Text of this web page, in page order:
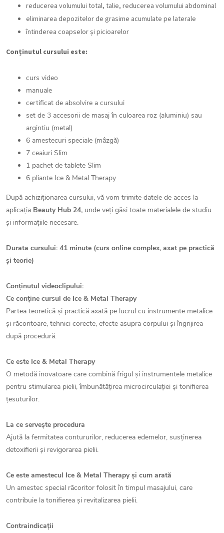
reducerea volumului total, talie, reducerea volumului abdominal
eliminarea depozitelor de grasime acumulate pe laterale
întinderea coapselor și picioarelor
Conținutul cursului este:
curs video
manuale
certificat de absolvire a cursului
set de 3 accesorii de masaj în culoarea roz (aluminiu) sau
argintiu (metal)
6 amestecuri speciale (mâzgă)
7 ceaiuri Slim
1 pachet de tablete Slim
6 pliante Ice & Metal Therapy
După achiziționarea cursului, vă vom trimite datele de acces la
aplicația Beauty Hub 24, unde veți găsi toate materialele de studiu
și informațiile necesare.
Durata cursului: 41 minute (curs online complex, axat pe practică
și teorie)
Conținutul videoclipului:
Ce conține cursul de Ice & Metal Therapy
Partea teoretică și practică axată pe lucrul cu instrumente metalice
și răcoritoare, tehnici corecte, efecte asupra corpului și îngrijirea
după procedură.
Ce este Ice & Metal Therapy
O metodă inovatoare care combină frigul și instrumentele metalice
pentru stimularea pielii, îmbunătățirea microcirculației și tonifierea
țesuturilor.
La ce servește procedura
Ajută la fermitatea contururilor, reducerea edemelor, susținerea
detoxifierii și revigorarea pielii.
Ce este amestecul Ice & Metal Therapy și cum arată
Un amestec special răcoritor folosit în timpul masajului, care
contribuie la tonifierea și revitalizarea pielii.
Contraindicații